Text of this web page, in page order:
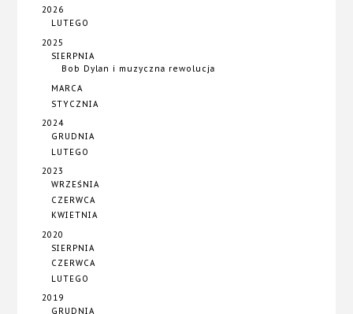
2026
LUTEGO
2025
SIERPNIA
Bob Dylan i muzyczna rewolucja
MARCA
STYCZNIA
2024
GRUDNIA
LUTEGO
2023
WRZEŚNIA
CZERWCA
KWIETNIA
2020
SIERPNIA
CZERWCA
LUTEGO
2019
GRUDNIA